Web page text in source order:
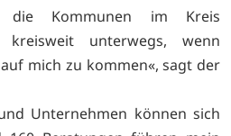
die Kommunen im Kreis
unterwegs, wenn
mich zu kommen«, sagt der
Unternehmen können sich